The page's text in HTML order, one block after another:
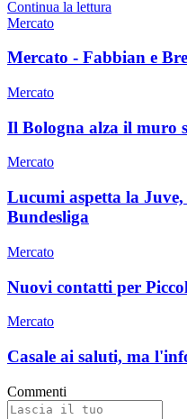
Continua la lettura
Mercato
Mercato - Fabbian e
Mercato
Il Bologna alza il muro
Mercato
Lucumi aspetta la
Bundesliga
Mercato
Nuovi contatti per
Mercato
Casale ai saluti, ma
Commenti